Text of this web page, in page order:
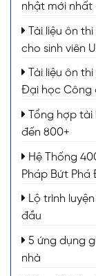
nhật mới nhất
Tài liệu ôn
cho sinh viên
Tài liệu ôn
Đại học Công
Tổng hợp
đến 800+
Hệ Thống
Pháp Bứt Phá
Lộ trình
đầu
5 ứng dụng
nhà